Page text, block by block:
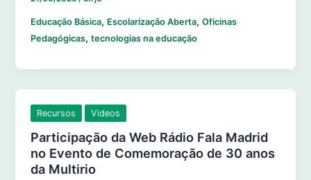
Educação Básica, Escolarização Aberta,Oficinas
Pedagógicas,tecnologias na educação
Recursos Videos
Participação da Web Rádio Fala Madrid
no Evento de Comemoração de 30 anos
da Multirio